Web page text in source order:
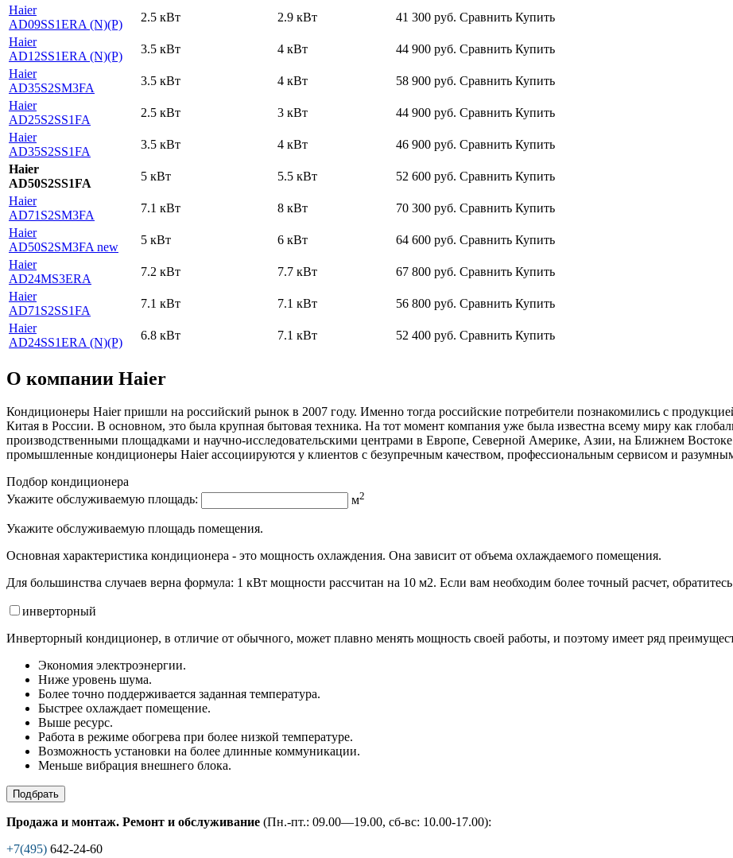
Haier
AD09SS1ERA (N)(P)
2.5 кВт 2.9 кВт 41 300 руб. Сравнить Купить
Haier
AD12SS1ERA (N)(P)
3.5 кВт 4 кВт 44 900 руб. Сравнить Купить
Haier
AD35S2SM3FA
3.5 кВт 4 кВт 58 900 руб. Сравнить Купить
Haier
AD25S2SS1FA
2.5 кВт 3 кВт 44 900 руб. Сравнить Купить
Haier
AD35S2SS1FA
3.5 кВт 4 кВт 46 900 руб. Сравнить Купить
Haier
AD50S2SS1FA
5 кВт 5.5 кВт 52 600 руб. Сравнить Купить
Haier
AD71S2SM3FA
7.1 кВт 8 кВт 70 300 руб. Сравнить Купить
Haier
AD50S2SM3FA new
5 кВт 6 кВт 64 600 руб. Сравнить Купить
Haier
AD24MS3ERA
7.2 кВт 7.7 кВт 67 800 руб. Сравнить Купить
Haier
AD71S2SS1FA
7.1 кВт 7.1 кВт 56 800 руб. Сравнить Купить
Haier
AD24SS1ERA (N)(P)
6.8 кВт 7.1 кВт 52 400 руб. Сравнить Купить
О компании Haier
Кондиционеры Haier пришли на российский рынок в 2007 году. Именно тогда российские потребители познакомились с
Китая в России. В основном, это была крупная бытовая техника. На тот момент компания уже была известна всему миру как
производственными площадками и научно-исследовательскими центрами в Европе, Северной Америке, Азии, на Ближнем
промышленные кондиционеры Haier ассоциируются у клиентов с безупречным качеством, профессиональным сервисом и
Подбор кондиционера
Укажите обслуживаемую площадь:
м2
Укажите обслуживаемую площадь помещения.
Основная характеристика кондиционера - это мощность охлаждения. Она зависит от объема охлаждаемого помещения.
Для большинства случаев верна формула: 1 кВт мощности рассчитан на 10 м2. Если вам необходим более точный расчет,
инверторный
Инверторный кондиционер, в отличие от обычного, может плавно менять мощность своей работы, и поэтому имеет ряд
Экономия электроэнергии.
Ниже уровень шума.
Более точно поддерживается заданная температура.
Быстрее охлаждает помещение.
Выше ресурс.
Работа в режиме обогрева при более низкой температуре.
Возможность установки на более длинные коммуникации.
Меньше вибрация внешнего блока.
Подбрать
Продажа и монтаж. Ремонт и обслуживание (Пн.-пт.: 09.00—19.00, сб-вс: 10.00-17.00):
+7(495) 642-24-60